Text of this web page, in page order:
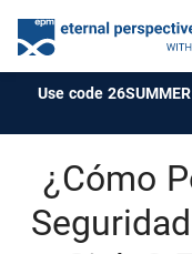
Use code
¿Cómo